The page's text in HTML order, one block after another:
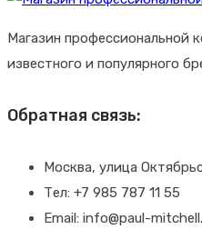
Магазин профессиональной
известного и популярного
Обратная связь:
Москва, улица
Тел: +7 985 787 11 55
Email: info@paul-